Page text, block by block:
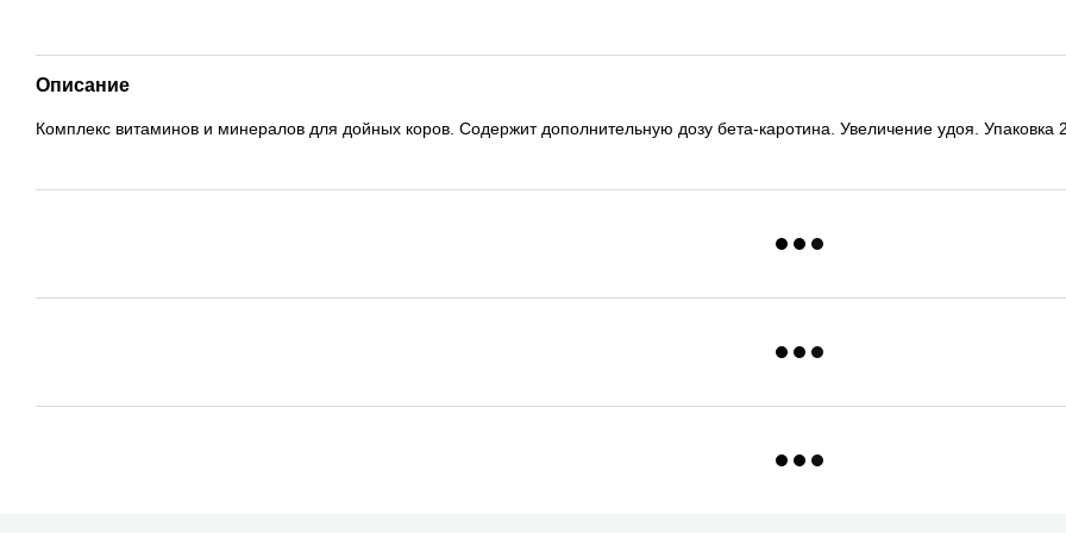
Описание
Комплекс витаминов и минералов для дойных коров. Содержит дополнительную дозу бета-каротина. Увеличение удоя. Упаковка